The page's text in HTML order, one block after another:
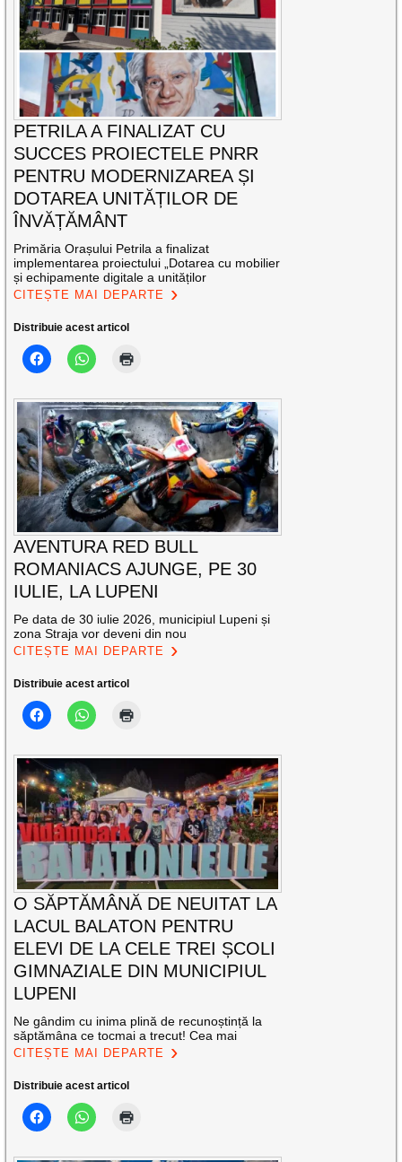
PETRILA A FINALIZAT CU
SUCCES PROIECTELE PNRR
PENTRU MODERNIZAREA ȘI
DOTAREA UNITĂȚILOR DE
ÎNVĂȚĂMÂNT
Primăria Orașului Petrila a finalizat
implementarea proiectului „Dotarea cu mobilier
și echipamente digitale a unităților
CITEȘTE MAI DEPARTE
Distribuie acest articol
AVENTURA RED BULL
ROMANIACS AJUNGE, PE 30
IULIE, LA LUPENI
Pe data de 30 iulie 2026, municipiul Lupeni și
zona Straja vor deveni din nou
CITEȘTE MAI DEPARTE
Distribuie acest articol
O SĂPTĂMÂNĂ DE NEUITAT LA
LACUL BALATON PENTRU
ELEVI DE LA CELE TREI ȘCOLI
GIMNAZIALE DIN MUNICIPIUL
LUPENI
Ne gândim cu inima plină de recunoștință la
săptămâna ce tocmai a trecut! Cea mai
CITEȘTE MAI DEPARTE
Distribuie acest articol